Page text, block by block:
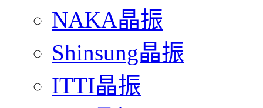
NAKA晶振
Shinsung晶振
ITTI晶振